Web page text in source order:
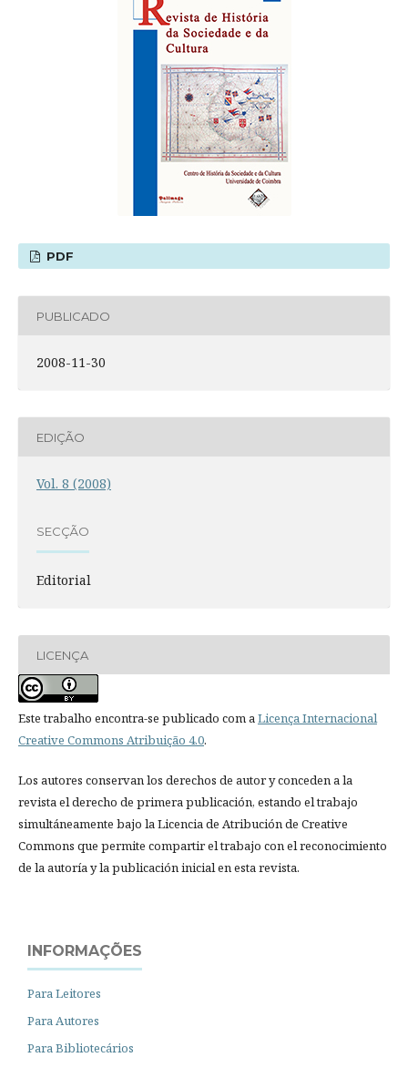
PDF
PUBLICADO
2008-11-30
EDIÇÃO
Vol. 8 (2008)
SECÇÃO
Editorial
LICENÇA
Este trabalho encontra-se publicado com aLicença Internacional
Creative Commons Atribuição 4.0.
Los autores conservan los derechos de autor y conceden a la
revista el derecho de primera publicación, estando el trabajo
simultáneamente bajo la Licencia de Atribución de Creative
Commons que permite compartir el trabajo con el reconocimiento
de la autoría y la publicación inicial en esta revista.
INFORMAÇÕES
Para Leitores
Para Autores
Para Bibliotecários